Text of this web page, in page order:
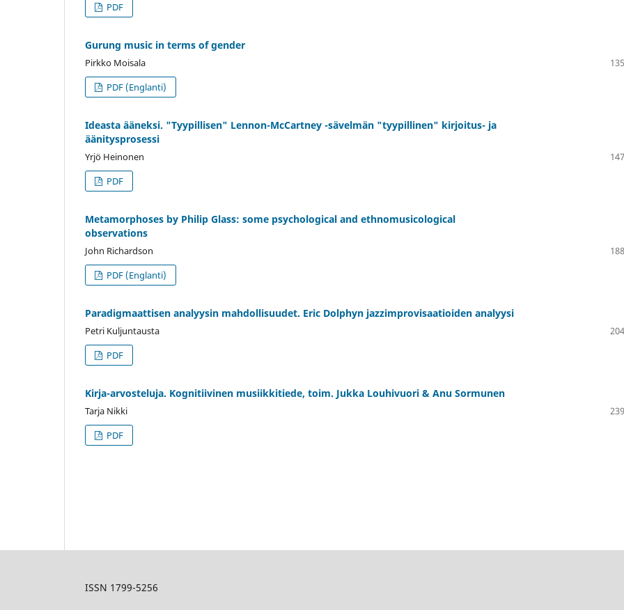
PDF
Gurung music in terms of gender
Pirkko Moisala
PDF (Englanti)
Ideasta ääneksi. "Tyypillisen" Lennon-McCartney -sävelmän "tyypillinen" kirjoitus- ja
äänitysprosessi
Yrjö Heinonen
PDF
Metamorphoses by Philip Glass: some psychological and ethnomusicological
observations
John Richardson
PDF (Englanti)
Paradigmaattisen analyysin mahdollisuudet. Eric Dolphyn jazzimprovisaatioiden analyysi
Petri Kuljuntausta
PDF
Kirja-arvosteluja. Kognitiivinen musiikkitiede, toim. Jukka Louhivuori & Anu Sormunen
Tarja Nikki
PDF
ISSN 1799-5256